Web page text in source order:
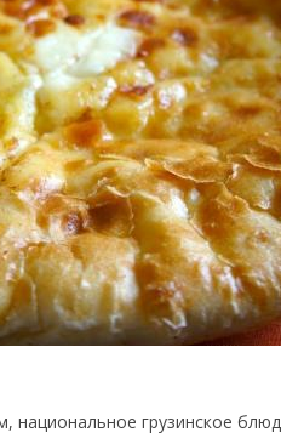
грузинское